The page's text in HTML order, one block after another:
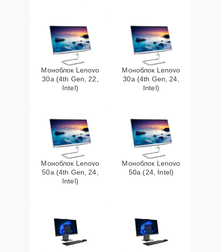
Моноблок Lenovo
30a (4th Gen, 22,
Intel)
Моноблок Lenovo
30a (4th Gen, 24,
Intel)
Моноблок Lenovo
50a (4th Gen, 24,
Intel)
Моноблок Lenovo
50a (24, Intel)